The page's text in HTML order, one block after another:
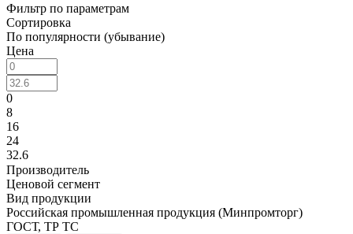
Фильтр по параметрам
Сортировка
По популярности (убывание)
Цена
0
8
16
24
32.6
Производитель
Ценовой сегмент
Вид продукции
Российская промышленная продукция (Минпромторг)
ГОСТ, ТР ТС